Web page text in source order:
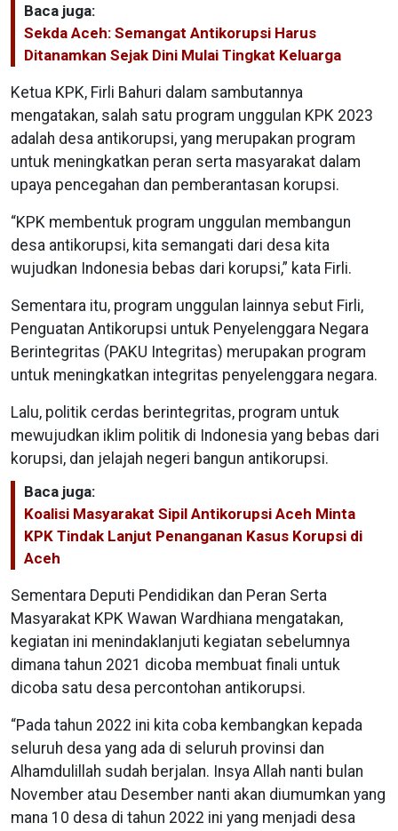
Baca juga:
Sekda Aceh: Semangat Antikorupsi Harus
Ditanamkan Sejak Dini Mulai Tingkat Keluarga
Ketua KPK, Firli Bahuri dalam sambutannya
mengatakan, salah satu program unggulan KPK 2023
adalah desa antikorupsi, yang merupakan program
untuk meningkatkan peran serta masyarakat dalam
upaya pencegahan dan pemberantasan korupsi.
“KPK membentuk program unggulan membangun
desa antikorupsi, kita semangati dari desa kita
wujudkan Indonesia bebas dari korupsi,” kata Firli.
Sementara itu, program unggulan lainnya sebut Firli,
Penguatan Antikorupsi untuk Penyelenggara Negara
Berintegritas (PAKU Integritas) merupakan program
untuk meningkatkan integritas penyelenggara negara.
Lalu, politik cerdas berintegritas, program untuk
mewujudkan iklim politik di Indonesia yang bebas dari
korupsi, dan jelajah negeri bangun antikorupsi.
Baca juga:
Koalisi Masyarakat Sipil Antikorupsi Aceh Minta
KPK Tindak Lanjut Penanganan Kasus Korupsi di
Aceh
Sementara Deputi Pendidikan dan Peran Serta
Masyarakat KPK Wawan Wardhiana mengatakan,
kegiatan ini menindaklanjuti kegiatan sebelumnya
dimana tahun 2021 dicoba membuat finali untuk
dicoba satu desa percontohan antikorupsi.
“Pada tahun 2022 ini kita coba kembangkan kepada
seluruh desa yang ada di seluruh provinsi dan
Alhamdulillah sudah berjalan. Insya Allah nanti bulan
November atau Desember nanti akan diumumkan yang
mana 10 desa di tahun 2022 ini yang menjadi desa